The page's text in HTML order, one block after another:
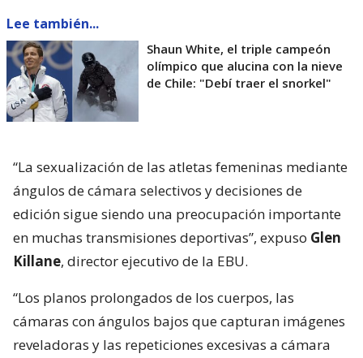
Lee también...
Shaun White, el triple campeón
olímpico que alucina con la nieve
de Chile: "Debí traer el snorkel"
“La sexualización de las atletas femeninas mediante
ángulos de cámara selectivos y decisiones de
edición sigue siendo una preocupación importante
en muchas transmisiones deportivas”, expuso Glen
Killane, director ejecutivo de la EBU.
“Los planos prolongados de los cuerpos, las
cámaras con ángulos bajos que capturan imágenes
reveladoras y las repeticiones excesivas a cámara